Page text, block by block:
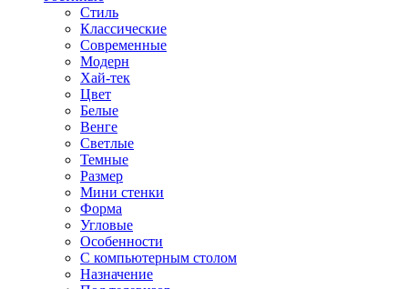
Стиль
Классические
Современные
Модерн
Хай-тек
Цвет
Белые
Венге
Светлые
Темные
Размер
Мини стенки
Форма
Угловые
Особенности
С компьютерным столом
Назначение